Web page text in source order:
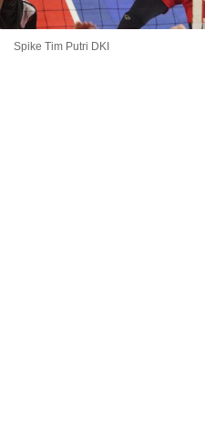
Spike Tim Putri DKI